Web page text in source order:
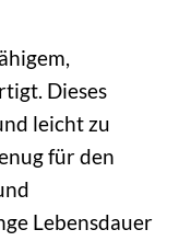
Dieses
leicht zu
für den
Lebensdauer